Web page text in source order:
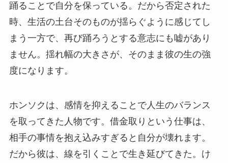
踊ることで自分を保っている。だから否定された
時、生活の土台そのものが揺らぐように感じてし
まう一方で、再び踊ろうとする意志にも嘘があり
ません。揺れ幅の大きさが、そのまま彼の生の強
度になります。
ホンソクは、感情を抑えることで人生のバランス
を取ってきた人物です。借金取りという仕事は、
相手の事情を抱え込みすぎると自分が壊れます。
だから彼は、線を引くことで生き延びてきた。け